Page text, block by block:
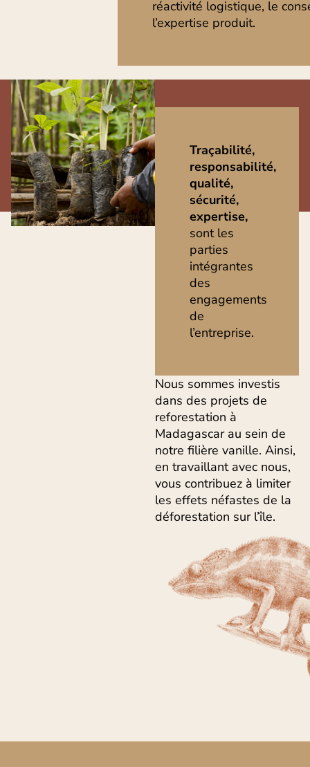
réactivité logistique, le
l’expertise produit.
Traçabilité,
responsabilité,
qualité,
sécurité,
expertise,
sont les
parties
intégrantes
des
engagements
de
l’entreprise.
Nous sommes investis
dans des projets de
reforestation à
Madagascar au sein de
notre filière vanille. Ainsi,
en travaillant avec nous,
vous contribuez à limiter
les effets néfastes de la
déforestation sur l’île.